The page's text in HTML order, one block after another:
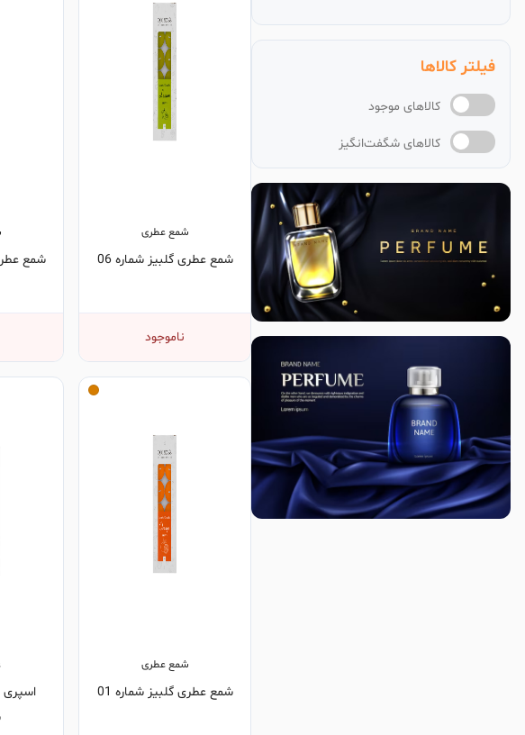
فیلتر کالاها
کالاهای موجود
کالاهای شگفت‌انگیز
شمع عطری
شمع عطری گلبیز شماره 06
ناموجود
شمع
شمع عطری
شمع عطری گلبیز شماره 01
اسپری